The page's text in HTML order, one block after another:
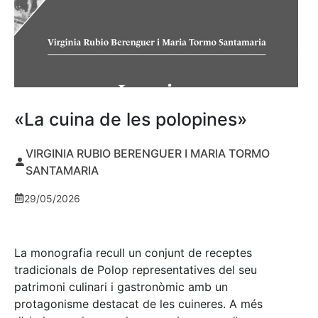
«La cuina de les polopines»
VIRGINIA RUBIO BERENGUER I MARIA TORMO
SANTAMARIA
29/05/2026
La monografia recull un conjunt de receptes
tradicionals de Polop representatives del seu
patrimoni culinari i gastronòmic amb un
protagonisme destacat de les cuineres. A més